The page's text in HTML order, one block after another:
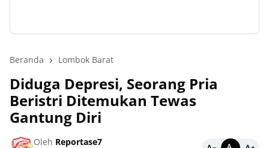
Beranda Lombok Barat
Diduga Depresi, Seorang Pria
Beristri Ditemukan Tewas
Gantung Diri
Oleh Reportase7